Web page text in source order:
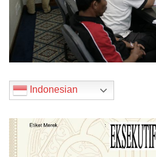
Indonesian